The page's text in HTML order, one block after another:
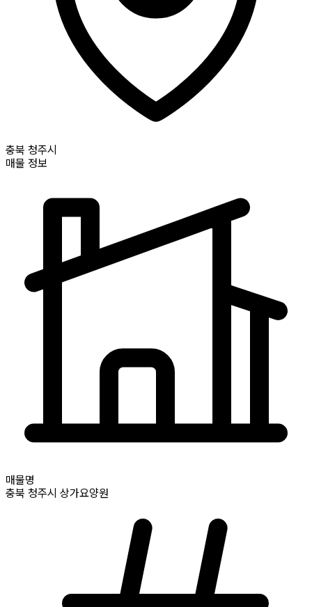
충북 청주시
매물 정보
매물명
충북 청주시 상가요양원